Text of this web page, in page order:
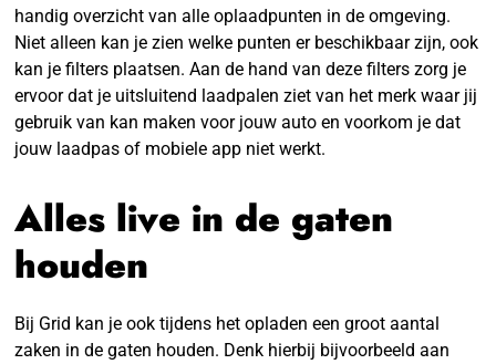
handig overzicht van alle oplaadpunten in de omgeving.
Niet alleen kan je zien welke punten er beschikbaar zijn, ook
kan je filters plaatsen. Aan de hand van deze filters zorg je
ervoor dat je uitsluitend laadpalen ziet van het merk waar jij
gebruik van kan maken voor jouw auto en voorkom je dat
jouw laadpas of mobiele app niet werkt.
Alles live in de gaten
houden
Bij Grid kan je ook tijdens het opladen een groot aantal
zaken in de gaten houden. Denk hierbij bijvoorbeeld aan